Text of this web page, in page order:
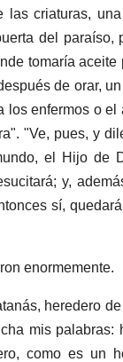
las criaturas,
del paraíso,
tomaría aceite
de orar,
enfermos o
"Ve, pues, y
el Hijo de
y,
sí,
enormemente.
heredero
mis
como es un